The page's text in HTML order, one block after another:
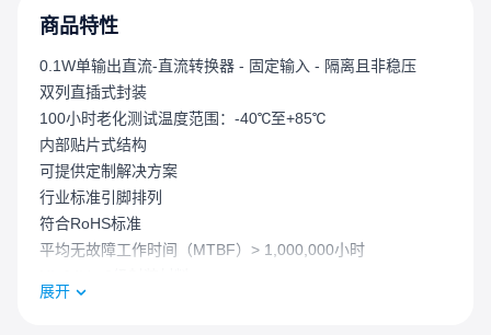
商品特性
0.1W单输出直流-直流转换器 - 固定输入 - 隔离且非稳压
双列直插式封装
100小时老化测试温度范围：-40℃至+85℃
内部贴片式结构
可提供定制解决方案
行业标准引脚排列
符合RoHS标准
平均无故障工作时间（MTBF）> 1,000,000小时
展开